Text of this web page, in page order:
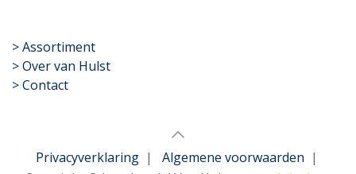
​>Assortiment
> Over van Hulst
> Contact
Privacyverklaring| Algemene voorwaarden |